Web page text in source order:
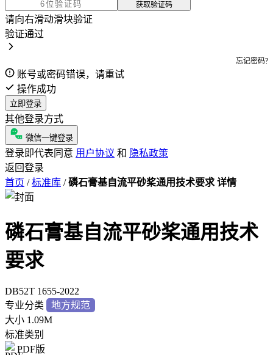
获取验证码
请向右滑动滑块验证
验证通过
忘记密码?
账号或密码错误，请重试
操作成功
立即登录
其他登录方式
微信一键登录
登录即代表同意 用户协议 和 隐私政策
返回登录
首页 / 标准库 / 磷石膏基自流平砂桨通用技术要求 详情
磷石膏基自流平砂桨通用技术
要求
DB52T 1655-2022
专业分类
地方规范
大小 1.09M
标准类别
PDF版